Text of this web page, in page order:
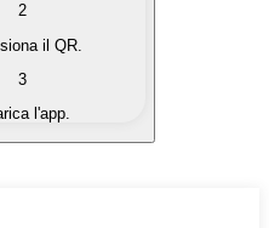
in valuta fiat quando ne
con un'altra
Wallet self-custodial.
2
il QR.
3
l'app.